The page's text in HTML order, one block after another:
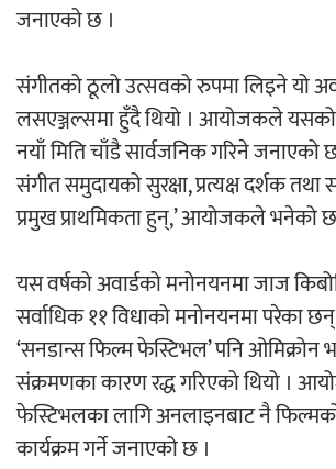
अर्जुन चन्द्रको ‘संवेदनाका
‘दुर्गा’ निर्माण गर्दै सम्राट
जनाएको छ ।
संगीतको ठूलो उत्सवको रुपमा लिइने यो
लसएञ्जल्समा हुँदै थियो । आयोजकले यसको
नयाँ मिति चाँडै सार्वजनिक गरिने जनाएको
संगीत समुदायको सुरक्षा, प्रत्यक्ष दर्शक तथा
प्रमुख प्राथमिकता हुन्,’ आयोजकले भनेको
यस वर्षको अवार्डको मनोनयनमा जाज
सर्वाधिक ११ विधाको मनोनयनमा परेका
‘सनडान्स फिल्म फेस्टिभल’ पनि ओमिक्रोन
संक्रमणका कारण रद्ध गरिएको थियो ।
फेस्टिभलका लागि अनलाइनबाट नै फिल्मको
कार्यक्रम गर्ने जनाएको छ ।